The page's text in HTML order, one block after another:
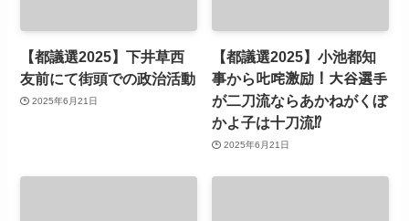
【都議選2025】下井草西
友前にて街頭での政治活動
2025年6月21日
【都議選2025】小池都知
事から𠮟咤激励！大谷選手
が二刀流ならあかねがくぼ
かよ子は十刀流⁉
2025年6月21日